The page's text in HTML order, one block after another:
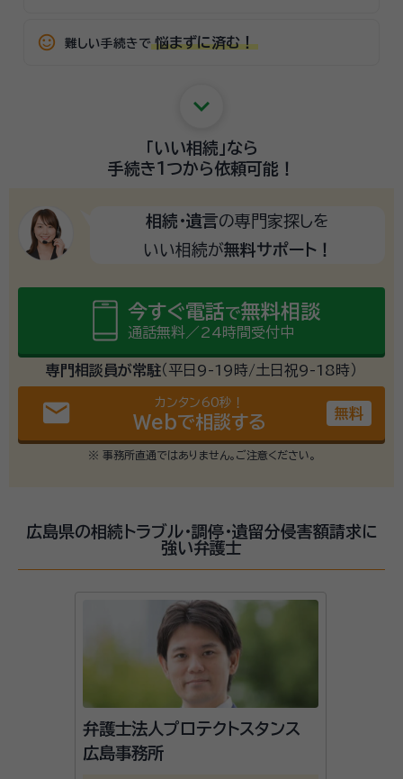
sentiment_satisfied_alt 難しい手続きで 悩まずに済む！
keyboard_arrow_down
「いい相続」なら
手続き1つから依頼可能！
相続・遺言の専門家探しを
いい相続が無料サポート！
今すぐ電話で無料相談
通話無料／24時間受付中
専門相談員が常駐（平日9-19時/土日祝9-18時）
email カンタン60秒！
Webで相談する 無料
※ 事務所直通ではありません。ご注意ください。
広島県の相続トラブル・調停・遺留分侵害額請求に
強い弁護士
弁護士法人プロテクトスタンス
広島事務所